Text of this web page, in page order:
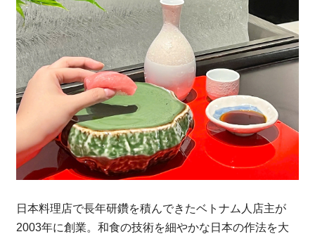
日本料理店で長年研鑽を積んできたベトナム人店主が
2003年に創業。和食の技術を細やかな日本の作法を大